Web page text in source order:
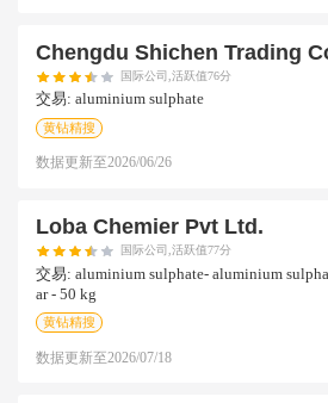
Chengdu Shichen Trading
国际公司,活跃值76分
交易: aluminium sulphate
黄钻精搜
数据更新至2026/06/26
Loba Chemier Pvt Ltd.
国际公司,活跃值77分
交易: aluminium sulphate- aluminium
ar - 50 kg
黄钻精搜
数据更新至2026/07/18